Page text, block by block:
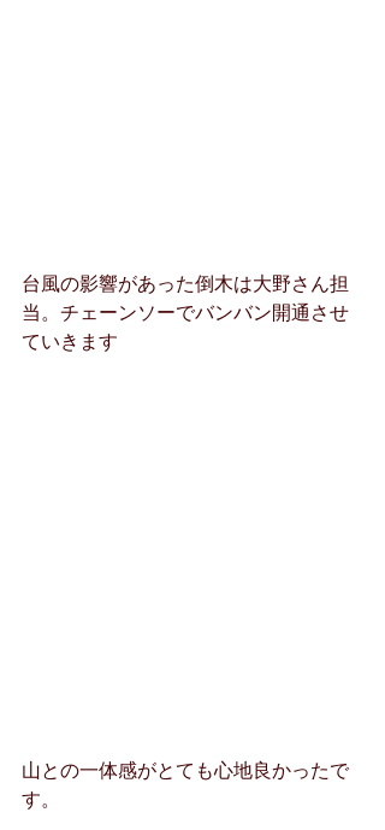
台風の影響があった倒木は大野さん担
当。チェーンソーでバンバン開通させ
ていきます
山との一体感がとても心地良かったで
す。